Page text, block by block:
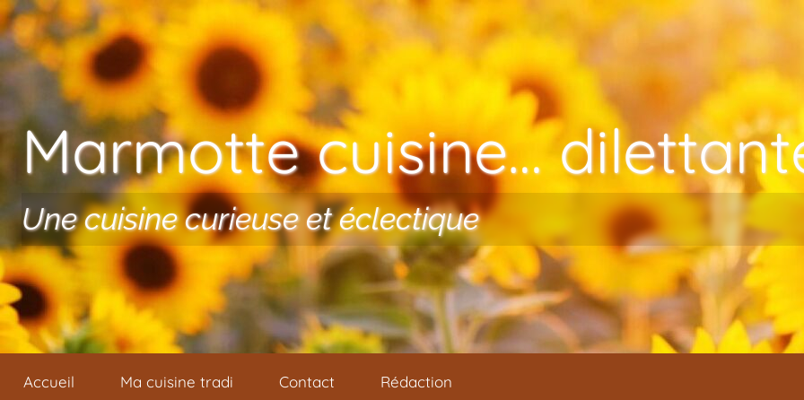
Aller au contenu
Marmotte cuisine…
Une cuisine curieuse et éclectique
Accueil Ma cuisine tradi Contact Rédaction